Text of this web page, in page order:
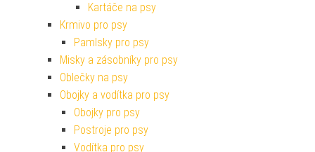
Kartáče na psy
Krmivo pro psy
Pamlsky pro psy
Misky a zásobníky pro psy
Oblečky na psy
Obojky a vodítka pro psy
Obojky pro psy
Postroje pro psy
Vodítka pro psy